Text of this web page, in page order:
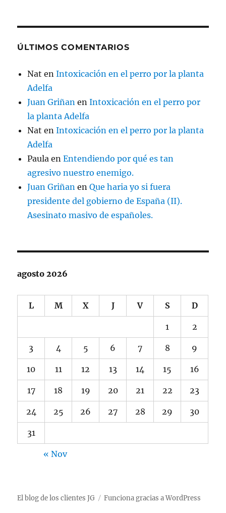
ÚLTIMOS COMENTARIOS
Nat enIntoxicación en el perro por la planta
Adelfa
Juan Griñan enIntoxicación en el perro por
la planta Adelfa
Nat enIntoxicación en el perro por la planta
Adelfa
Paula enEntendiendo por qué es tan
agresivo nuestro enemigo.
Juan Griñan enQue haria yo si fuera
presidente del gobierno de España (II).
Asesinato masivo de españoles.
agosto 2026
L M X J V S D
1 2
3 4 5 6 7 8 9
10 11 12 13 14 15 16
17 18 19 20 21 22 23
24 25 26 27 28 29 30
31
« Nov
El blog de los clientes JG Funciona gracias a WordPress